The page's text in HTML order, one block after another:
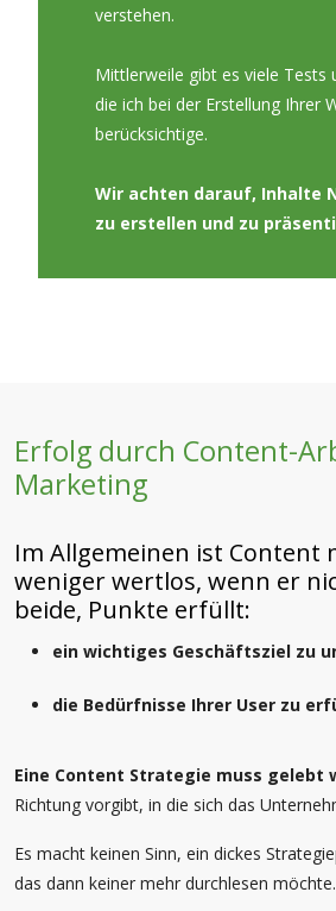
verstehen.
Mittlerweile gibt es viele Tests
die ich bei der Erstellung Ihrer
berücksichtige.
Wir achten darauf, Inhalte
zu erstellen und zu
Erfolg durch Content-
Marketing
Im Allgemeinen ist Content
weniger wertlos, wenn er
beide, Punkte erfüllt:
ein wichtiges Geschäftsziel zu
die Bedürfnisse Ihrer User zu
Eine Content Strategie muss gelebt
Richtung vorgibt, in die sich das
Es macht keinen Sinn, ein dickes
das dann keiner mehr durchlesen möchte.